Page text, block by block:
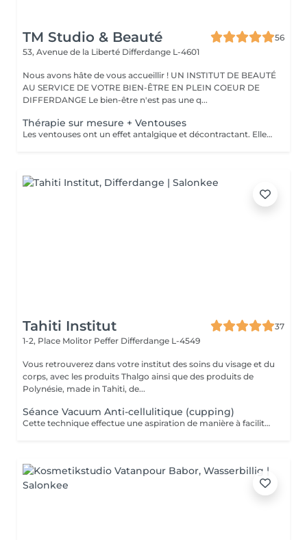
TM Studio & Beauté
56
53, Avenue de la Liberté Differdange L-4601
Nous avons hâte de vous accueillir ! UN INSTITUT DE BEAUTÉ
AU SERVICE DE VOTRE BIEN-ÊTRE EN PLEIN COEUR DE
DIFFERDANGE Le bien-être n'est pas une q...
Thérapie sur mesure + Ventouses
Les ventouses ont un effet antalgique et décontractant. Elles sont recommandées pour soigner différentes lésions musculaires et articulaires : entorses bénignes, contractures, élongations, crampes, lombalgies, tendinites. Les traitement par ventouses sont combinés avec des massages local avec technique isolées et massage relaxant.
Tahiti Institut
37
1-2, Place Molitor Peffer Differdange L-4549
Vous retrouverez dans votre institut des soins du visage et du
corps, avec les produits Thalgo ainsi que des produits de
Polynésie, made in Tahiti, de...
Séance Vacuum Anti-cellulitique (cupping)
Cette technique effectue une aspiration de manière à faciliter le drainage du liquide retenu dans les cellules et à favoriser la circulation sanguine. La combinaison de ces deux effets aide à extraire les adipocytes et favorise l'oxygénation des tissus. Pour cette raison, c'est un traitement recommandé contre la cellulite.